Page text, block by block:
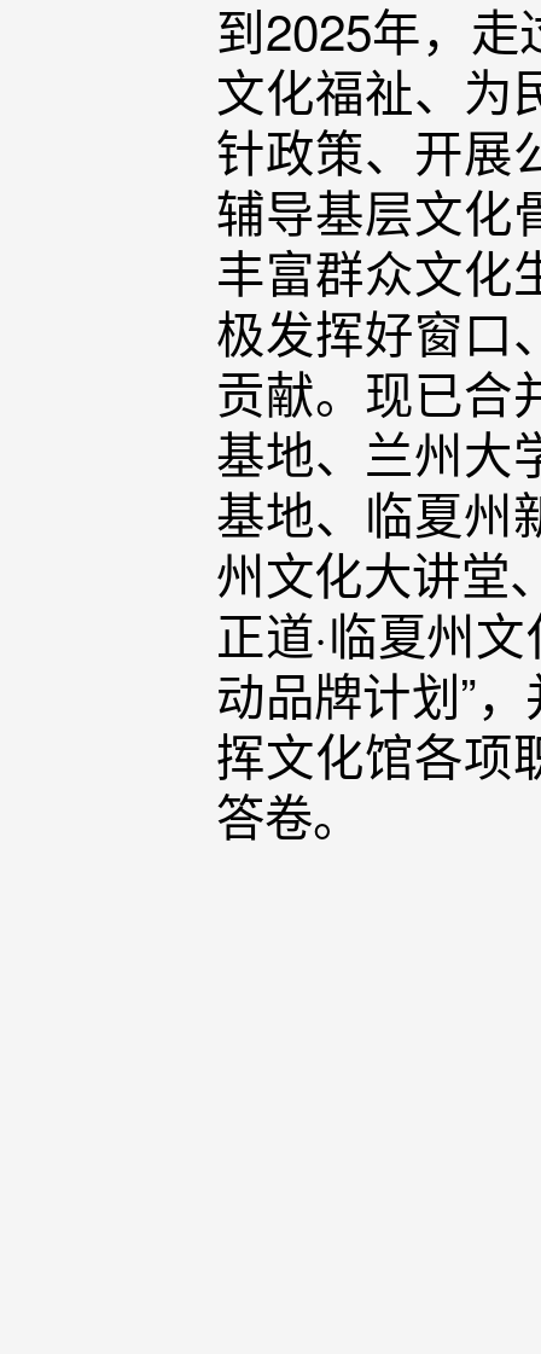
到2025年，
文化福祉、为
针政策、开展
辅导基层文化
丰富群众文化
极发挥好窗口
贡献。现已合
基地、兰州大
基地、临夏州
州文化大讲堂
正道·临夏州
动品牌计划”
挥文化馆各项
答卷。